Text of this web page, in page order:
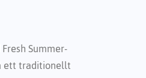
Summer-
ett traditionellt